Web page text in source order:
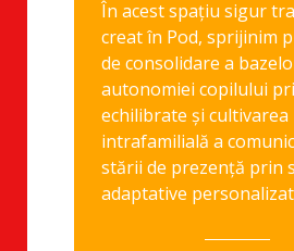
În acest spațiu sigur
creat în Pod, sprijinim
de consolidare a
autonomiei copilului
echilibrate și cultivarea
intrafamilială a
stării de prezență prin
adaptative